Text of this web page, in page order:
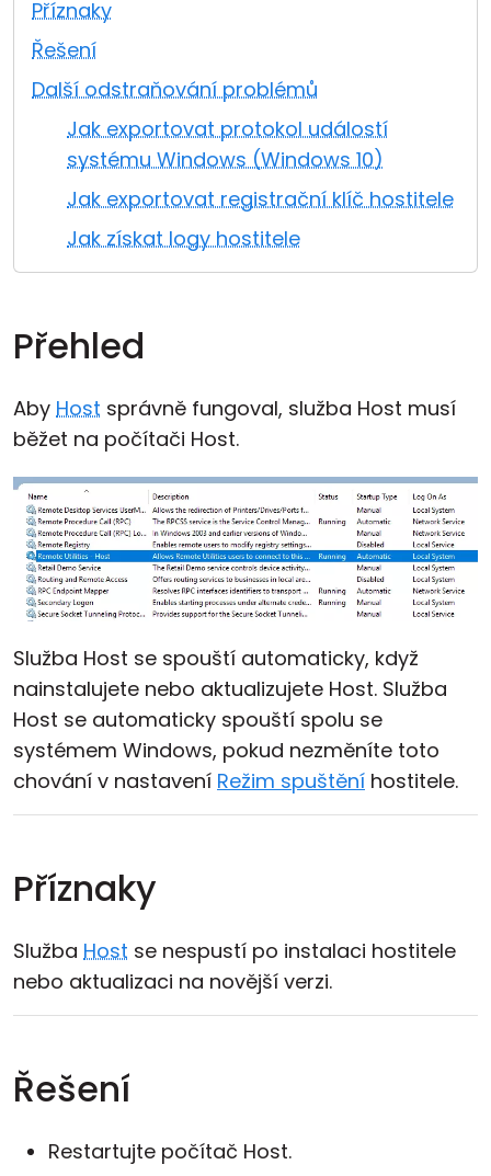
Příznaky
Řešení
Další odstraňování problémů
Jak exportovat protokol událostí
systému Windows (Windows 10)
Jak exportovat registrační klíč hostitele
Jak získat logy hostitele
Přehled
Aby Host správně fungoval, služba Host musí
běžet na počítači Host.
Služba Host se spouští automaticky, když
nainstalujete nebo aktualizujete Host. Služba
Host se automaticky spouští spolu se
systémem Windows, pokud nezměníte toto
chování v nastavení Režim spuštění hostitele.
Příznaky
Služba Host se nespustí po instalaci hostitele
nebo aktualizaci na novější verzi.
Řešení
Restartujte počítač Host.
Cloud a on-premise